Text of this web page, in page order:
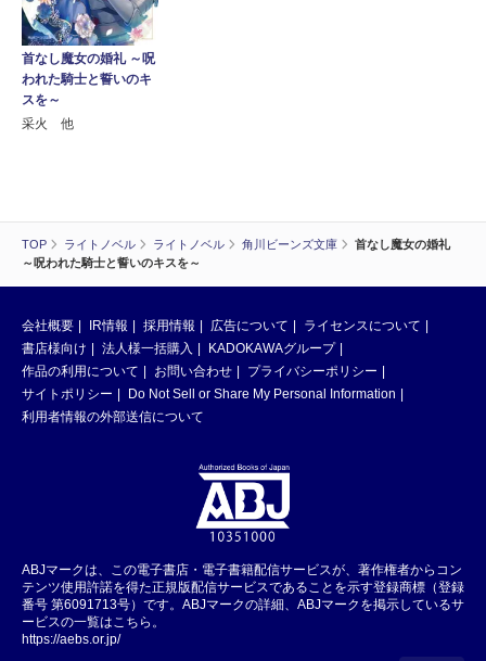
TOP ライトノベル ライトノベル 角川ビーンズ文庫
首なし魔女の婚礼
～呪われた騎士と誓いのキスを～
首なし魔女の婚礼 ～呪
われた騎士と誓いのキ
スを～
采火 他
会社概要 IR情報 採用情報 広告について
ライセンスについて
書店様向け
法人様一括購入
KADOKAWAグループ
作品の利用について
お問い合わせ
プライバシーポリシー
サイトポリシー
Do Not Sell or Share My Personal Information
利用者情報の外部送信について
ABJマークは、この電子書店・電子書籍配信サービスが、著作権者からコン
テンツ使用許諾を得た正規版配信サービスであることを示す登録商標（登録
番号 第6091713号）です。ABJマークの詳細、ABJマークを掲示しているサ
ービスの一覧はこちら。
https://aebs.or.jp/